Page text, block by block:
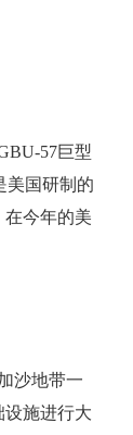
57巨型
美国研制的
今年的美
沙地带一
施进行大